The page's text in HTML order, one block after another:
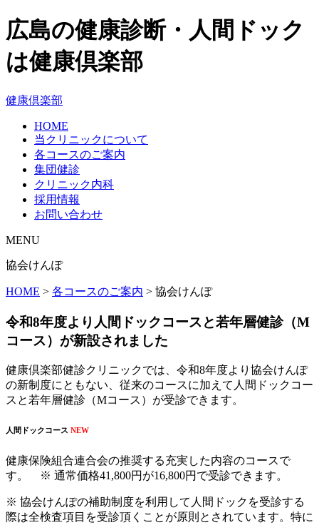
広島の健康診断・人間ドック
は健康倶楽部
健康倶楽部
HOME
当クリニックについて
各コースのご案内
集団健診
クリニック内科
採用情報
お問い合わせ
MENU
協会けんぽ
HOME > 各コースのご案内 > 協会けんぽ
令和8年度より人間ドックコースと若年層健診（M
コース）が新設されました
健康倶楽部健診クリニックでは、令和8年度より協会けんぽ
の新制度にともない、従来のコースに加えて人間ドックコー
スと若年層健診（Mコース）が受診できます。
人間ドックコース NEW
健康保険組合連合会の推奨する充実した内容のコースで
す。 ※ 通常価格41,800円が16,800円で受診できます。
※ 協会けんぽの補助制度を利用して人間ドックを受診する
際は全検査項目を受診頂くことが原則とされています。特に